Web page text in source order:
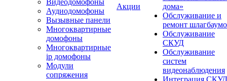
Видеодомофоны
Аудиодомофоны
Вызывные панели
Многоквартирные
домофоны
Многоквартирные
ip домофоны
Модули
сопряжения
Акции
дома»
Обслуживание и
ремонт
Обслуживание
СКУД
Обслуживание
систем
видеонаблюдения
Интеграция СКУД